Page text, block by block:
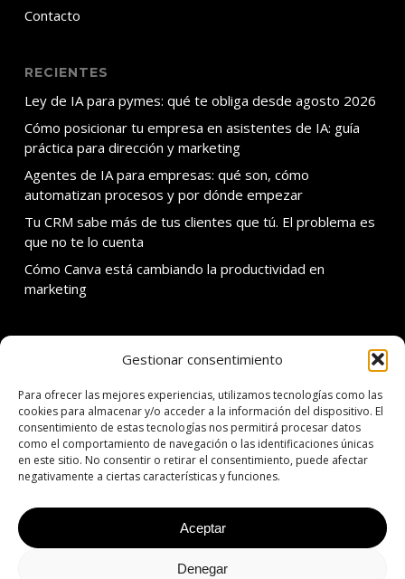
Gestionar consentimiento
Para ofrecer las mejores experiencias, utilizamos tecnologías como las
cookies para almacenar y/o acceder a la información del dispositivo. El
consentimiento de estas tecnologías nos permitirá procesar datos
como el comportamiento de navegación o las identificaciones únicas
en este sitio. No consentir o retirar el consentimiento, puede afectar
negativamente a ciertas características y funciones.
Aceptar
Denegar
Contacto
RECIENTES
Ley de IA para pymes: qué te obliga desde agosto 2026
Cómo posicionar tu empresa en asistentes de IA: guía
práctica para dirección y marketing
Agentes de IA para empresas: qué son, cómo
automatizan procesos y por dónde empezar
Tu CRM sabe más de tus clientes que tú. El problema es
que no te lo cuenta
Cómo Canva está cambiando la productividad en
marketing
C. Calvet 30 3er 1a
08021 Barcelona
T: +34 934 342 138